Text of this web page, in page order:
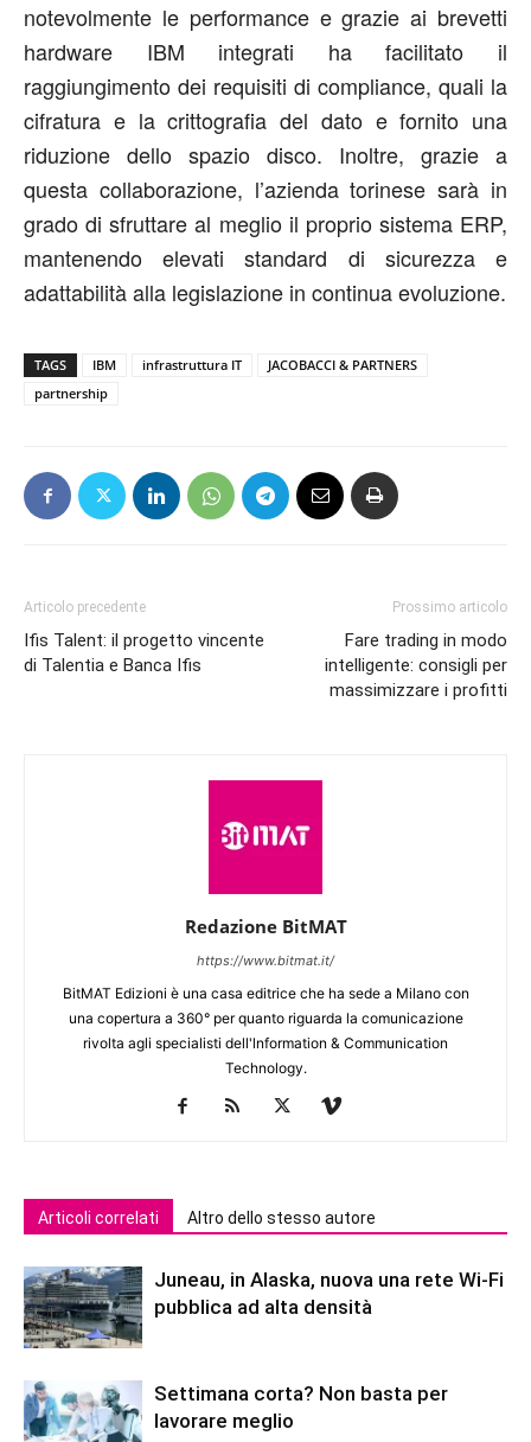
notevolmente le performance e grazie ai brevetti
hardware IBM integrati ha facilitato il
raggiungimento dei requisiti di compliance, quali la
cifratura e la crittografia del dato e fornito una
riduzione dello spazio disco. Inoltre, grazie a
questa collaborazione, l’azienda torinese sarà in
grado di sfruttare al meglio il proprio sistema ERP,
mantenendo elevati standard di sicurezza e
adattabilità alla legislazione in continua evoluzione.
TAGS IBM infrastruttura IT
JACOBACCI & PARTNERS
partnership
Articolo precedente
Ifis Talent: il progetto vincente
di Talentia e Banca Ifis
Prossimo articolo
Fare trading in modo
intelligente: consigli per
massimizzare i profitti
Redazione BitMAT
https://www.bitmat.it/
BitMAT Edizioni è una casa editrice che ha sede a Milano con
una copertura a 360° per quanto riguarda la comunicazione
rivolta agli specialisti dell'lnformation & Communication
Technology.
Articoli correlati Altro dello stesso autore
Juneau, in Alaska, nuova una rete Wi-Fi
pubblica ad alta densità
Settimana corta? Non basta per
lavorare meglio